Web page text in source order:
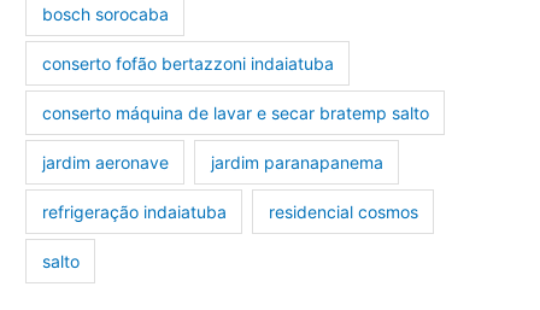
bosch sorocaba
conserto fofão bertazzoni indaiatuba
conserto máquina de lavar e secar bratemp salto
jardim aeronave jardim paranapanema
refrigeração indaiatuba residencial cosmos
salto